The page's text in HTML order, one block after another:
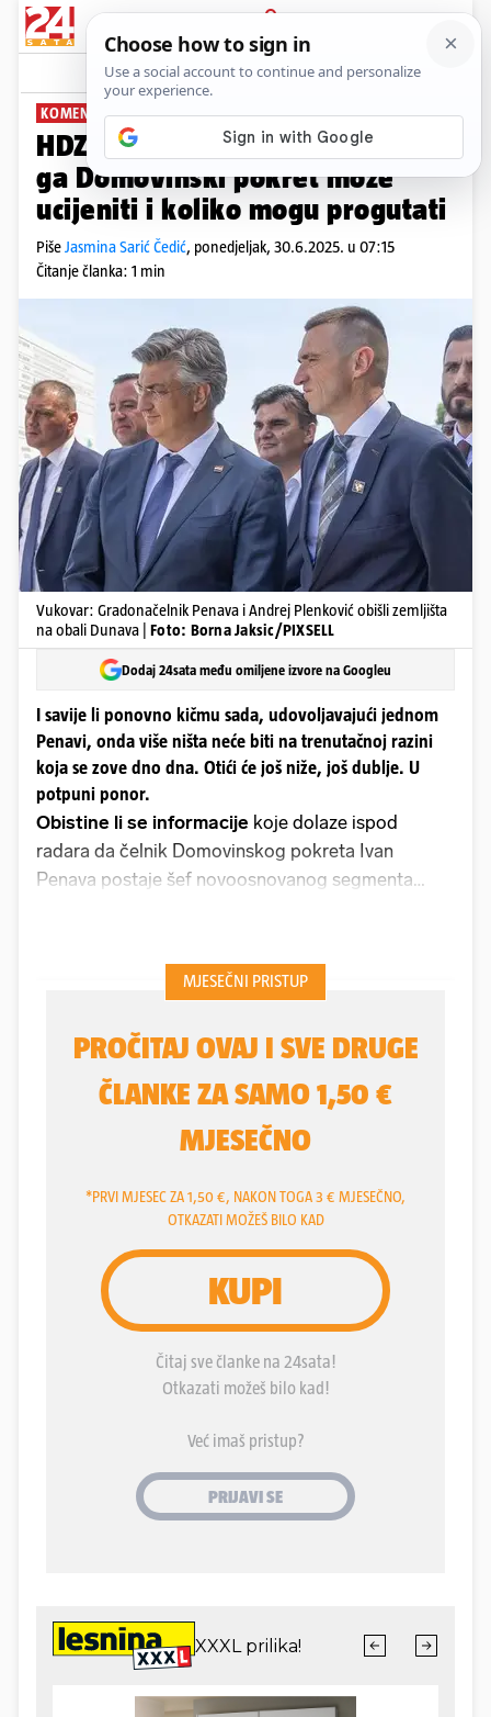
PRIJAVA
News Komentari
KOMENTAR: JASMINA SARIĆ ČEDIĆ PLUS+
HDZ je pokazao do koje mjere
ga Domovinski pokret može
ucijeniti i koliko mogu progutati
PišeJasmina Sarić Čedić, ponedjeljak, 30.6.2025. u 07:15
Čitanje članka: 1 min
Vukovar: Gradonačelnik Penava i Andrej Plenković obišli zemljišta
na obali Dunava | Foto: Borna Jaksic/PIXSELL
Dodaj 24sata među omiljene izvore na Googleu
I savije li ponovno kičmu sada, udovoljavajući jednom
Penavi, onda više ništa neće biti na trenutačnoj razini
koja se zove dno dna. Otići će još niže, još dublje. U
potpuni ponor.
Obistine li se informacije koje dolaze ispod
radara da čelnik Domovinskog pokreta Ivan
Penava postaje šef novoosnovanog segmenta
gore”. Jer ako je itko od nas pomislio da gore od
ovog ne može, zalit će ga obilan i vrlo hladan tuš
scenariju koji smo naveli na početku - Penava koji
cjelokupnoj naciji određuje ideološka i društvena